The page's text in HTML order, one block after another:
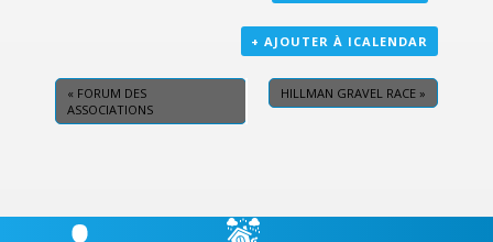
+ AJOUTER À ICALENDAR
« FORUM DES
ASSOCIATIONS
HILLMAN GRAVEL RACE »